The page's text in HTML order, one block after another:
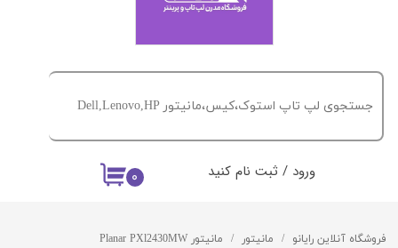
۰ ورود / ثبت نام کنید
خروج از حساب کاربری
فروشگاه آنلاین رایانو مانیتور مانیتور Planar PXl2430MW